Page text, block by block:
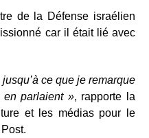
de la Défense israélien
car il était lié avec
ce que je remarque
en parlaient », rapporte la
et les médias pour le